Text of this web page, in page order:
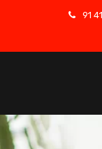
91